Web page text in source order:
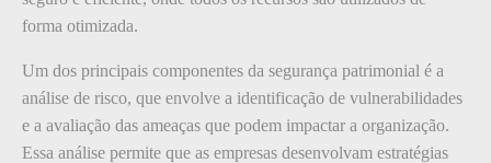
forma otimizada.
Um dos principais componentes da segurança patrimonial é a
análise de risco, que envolve a identificação de vulnerabilidades
e a avaliação das ameaças que podem impactar a organização.
Essa análise permite que as empresas desenvolvam estratégias